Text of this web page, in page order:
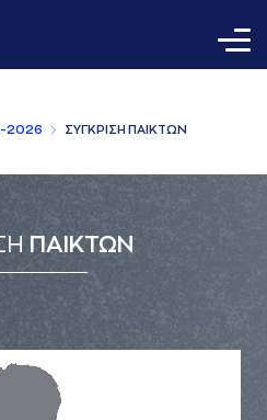
2026 ΣΥΓΚΡΙΣΗ ΠAΙΚΤΩΝ
ΠΑΙΚΤΩΝ